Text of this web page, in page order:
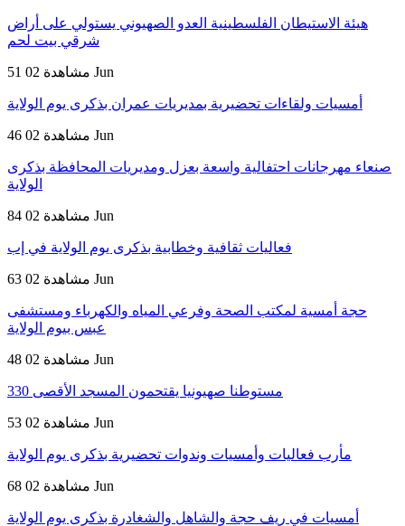
هيئة الاستيطان الفلسطينية العدو الصهيوني يستولي على أراض
شرقي بيت لحم
51 مشاهدة 02 Jun
أمسيات ولقاءات تحضيرية بمديريات عمران بذكرى يوم الولاية
46 مشاهدة 02 Jun
صنعاء مهرجانات احتفالية واسعة بعزل ومديريات المحافظة بذكرى
الولاية
84 مشاهدة 02 Jun
فعاليات ثقافية وخطابية بذكرى يوم الولاية في إب
63 مشاهدة 02 Jun
حجة أمسية لمكتب الصحة وفرعي المياه والكهرباء ومستشفى
عبس بيوم الولاية
48 مشاهدة 02 Jun
330 مستوطنا صهيونيا يقتحمون المسجد الأقصى
53 مشاهدة 02 Jun
مأرب فعاليات وأمسيات وندوات تحضيرية بذكرى يوم الولاية
68 مشاهدة 02 Jun
أمسيات في ريف حجة والشاهل والشغادرة بذكرى يوم الولاية